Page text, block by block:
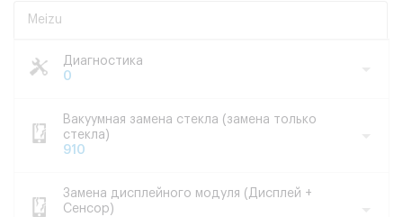
Meizu
Диагностика
0
Вакуумная замена стекла (замена только
стекла)
910
Замена дисплейного модуля (Дисплей +
Сенсор)